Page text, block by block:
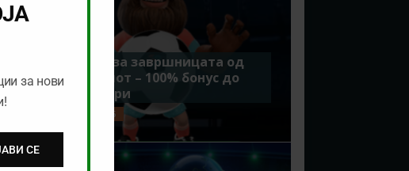
Идеално за завршницата од
Мундијалот – 100% бонус до
7500 денари
ЈУЛИ 15, 2026
за нови
СЕ